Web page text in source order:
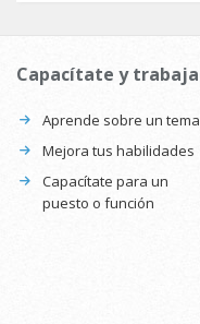
Capacítate y trabaja
Aprende sobre un tema
Mejora tus habilidades
Capacítate para un
puesto o función